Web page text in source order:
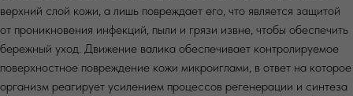
верхний слой кожи, а лишь повреждает его, что является защитой
от проникновения инфекций, пыли и грязи извне, чтобы обеспечить
бережный уход. Движение валика обеспечивает контролируемое
поверхностное повреждение кожи микроиглами, в ответ на которое
организм реагирует усилением процессов регенерации и синтеза